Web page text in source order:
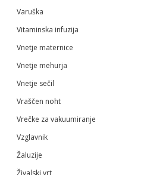
Varuška
Vitaminska infuzija
Vnetje maternice
Vnetje mehurja
Vnetje sečil
Vraščen noht
Vrečke za vakuumiranje
Vzglavnik
Žaluzije